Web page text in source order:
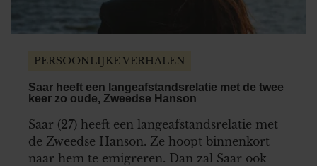
PERSOONLIJKE VERHALEN
Saar heeft een langeafstandsrelatie met de twee
keer zo oude, Zweedse Hanson
Saar (27) heeft een langeafstandsrelatie met
de Zweedse Hanson. Ze hoopt binnenkort
naar hem te emigreren. Dan zal Saar ook